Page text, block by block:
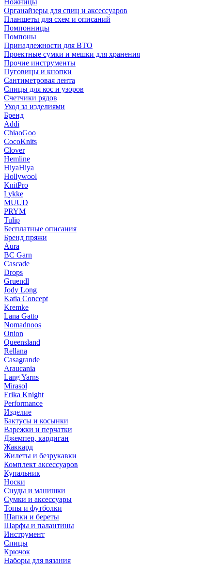
Ножницы
Органайзеры для спиц и аксессуаров
Планшеты для схем и описаний
Помпонницы
Помпоны
Принадлежности для ВТО
Проектные сумки и мешки для хранения
Прочие инструменты
Пуговицы и кнопки
Сантиметровая лента
Спицы для кос и узоров
Счетчики рядов
Уход за изделиями
Бренд
Addi
ChiaoGoo
CocoKnits
Clover
Hemline
HiyaHiya
Hollywool
KnitPro
Lykke
MUUD
PRYM
Tulip
Бесплатные описания
Бренд пряжи
Aura
BC Garn
Cascade
Drops
Gruendl
Jody Long
Katia Concept
Kremke
Lana Gatto
Nomadnoos
Onion
Queensland
Rellana
Casagrande
Araucania
Lang Yarns
Mirasol
Erika Knight
Performance
Изделие
Бактусы и косынки
Варежки и перчатки
Джемпер, кардиган
Жаккард
Жилеты и безрукавки
Комплект аксессуаров
Купальник
Носки
Снуды и манишки
Сумки и аксессуары
Топы и футболки
Шапки и береты
Шарфы и палантины
Инструмент
Спицы
Крючок
Наборы для вязания